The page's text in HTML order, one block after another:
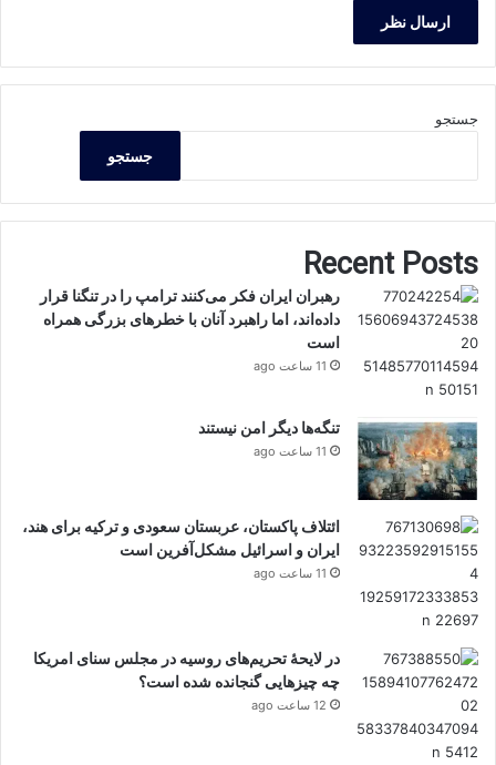
جستجو
جستجو
Recent Posts
رهبران ایران فکر می‌کنند ترامپ را در تنگنا قرار
داده‌اند، اما راهبرد آنان با خطرهای بزرگی همراه
است
11 ساعت ago
تنگه‌ها دیگر امن نیستند
11 ساعت ago
ائتلاف پاکستان، عربستان سعودی و ترکیه برای هند،
ایران و اسرائیل مشکل‌آفرین است
11 ساعت ago
در لایحهٔ تحریم‌های روسیه در مجلس سنای امریکا
چه چیزهایی گنجانده شده است؟
12 ساعت ago